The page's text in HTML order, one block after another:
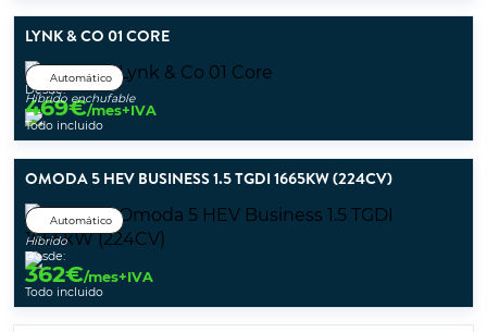
LYNK & CO 01 CORE
Automático
Híbrido enchufable
Desde:
469€/mes+IVA
Todo incluido
OMODA 5 HEV BUSINESS 1.5 TGDI 1665KW (224CV)
Automático
Híbrido
Desde:
362€/mes+IVA
Todo incluido